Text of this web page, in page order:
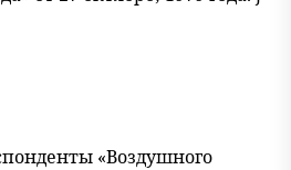
«Воздушного